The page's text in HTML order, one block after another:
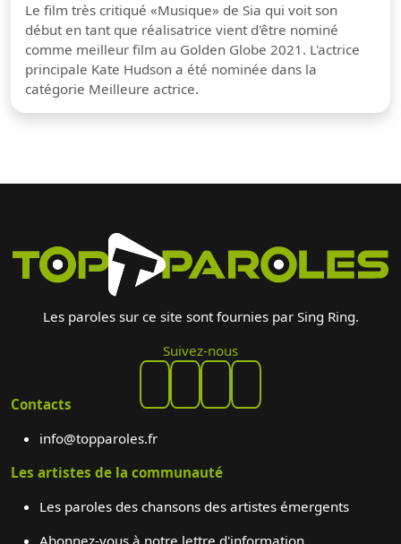
Le film très critiqué «Musique» de Sia qui voit son
début en tant que réalisatrice vient d'être nominé
comme meilleur film au Golden Globe 2021. L'actrice
principale Kate Hudson a été nominée dans la
catégorie Meilleure actrice.
Les paroles sur ce site sont fournies par Sing Ring.
Suivez-nous
Contacts
info@topparoles.fr
Les artistes de la communauté
Les paroles des chansons des artistes émergents